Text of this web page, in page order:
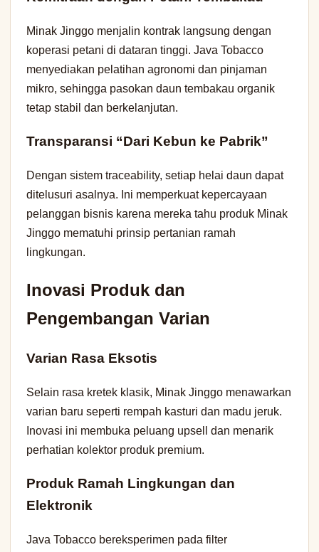
Minak Jinggo menjalin kontrak langsung dengan
koperasi petani di dataran tinggi. Java Tobacco
menyediakan pelatihan agronomi dan pinjaman
mikro, sehingga pasokan daun tembakau organik
tetap stabil dan berkelanjutan.
Transparansi “Dari Kebun ke Pabrik”
Dengan sistem traceability, setiap helai daun dapat
ditelusuri asalnya. Ini memperkuat kepercayaan
pelanggan bisnis karena mereka tahu produk Minak
Jinggo mematuhi prinsip pertanian ramah
lingkungan.
Inovasi Produk dan
Pengembangan Varian
Varian Rasa Eksotis
Selain rasa kretek klasik, Minak Jinggo menawarkan
varian baru seperti rempah kasturi dan madu jeruk.
Inovasi ini membuka peluang upsell dan menarik
perhatian kolektor produk premium.
Produk Ramah Lingkungan dan
Elektronik
Java Tobacco bereksperimen pada filter